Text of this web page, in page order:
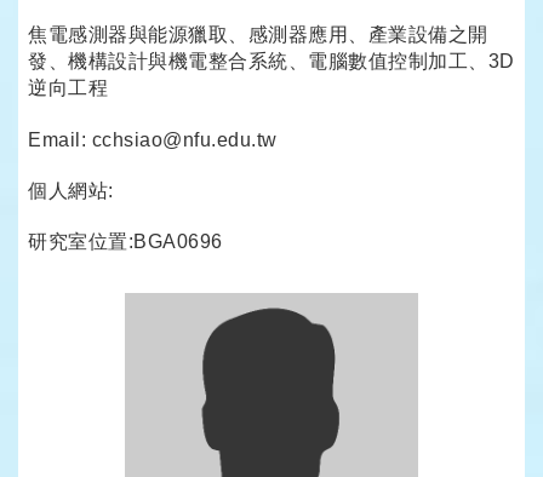
焦電感測器與能源獵取、感測器應用、產業設備之開
發、機構設計與機電整合系統、電腦數值控制加工、3D
逆向工程
Email: cchsiao@nfu.edu.tw
個人網站:
研究室位置:BGA0696